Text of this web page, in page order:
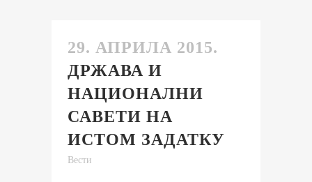
29. АПРИЛА 2015.
ДРЖАВА И
НАЦИОНАЛНИ
САВЕТИ НА
ИСТОМ ЗАДАТКУ
Вести